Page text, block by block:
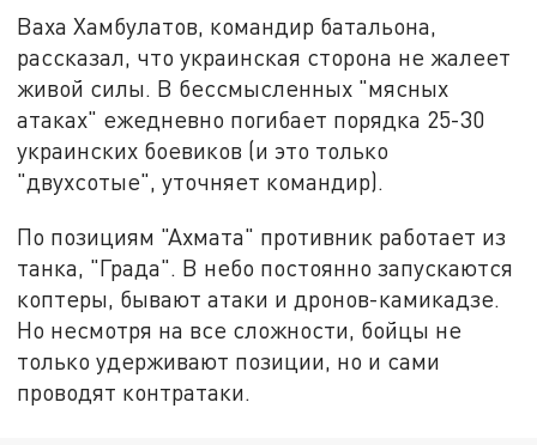
Ваха Хамбулатов, командир батальона,
рассказал, что украинская сторона не жалеет
живой силы. В бессмысленных "мясных
атаках" ежедневно погибает порядка 25-30
украинских боевиков (и это только
"двухсотые", уточняет командир).
По позициям "Ахмата" противник работает из
танка, "Града". В небо постоянно запускаются
коптеры, бывают атаки и дронов-камикадзе.
Но несмотря на все сложности, бойцы не
только удерживают позиции, но и сами
проводят контратаки.